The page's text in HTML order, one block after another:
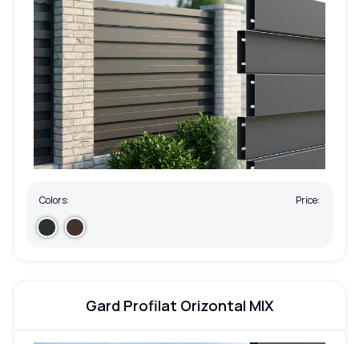
Colors: Price:
Gard Profilat Orizontal MIX